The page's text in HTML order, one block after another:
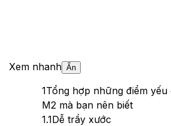
Xem nhanh Ẩn
1Tổng hợp những điểm
M2 mà bạn nên biết
1.1Dễ trầy xước